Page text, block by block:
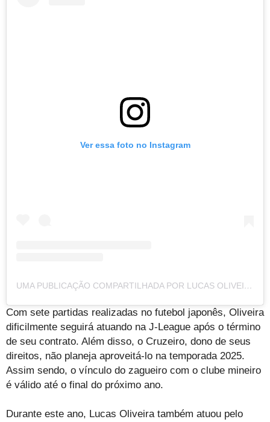
Ver essa foto no Instagram
UMA PUBLICAÇÃO COMPARTILHADA POR LUCAS OLIVEIRA (@EULUCASOLIVEIRA96)
Com sete partidas realizadas no futebol japonês, Oliveira
dificilmente seguirá atuando na J-League após o término
de seu contrato. Além disso, o Cruzeiro, dono de seus
direitos, não planeja aproveitá-lo na temporada 2025.
Assim sendo, o vínculo do zagueiro com o clube mineiro
é válido até o final do próximo ano.
Durante este ano, Lucas Oliveira também atuou pelo